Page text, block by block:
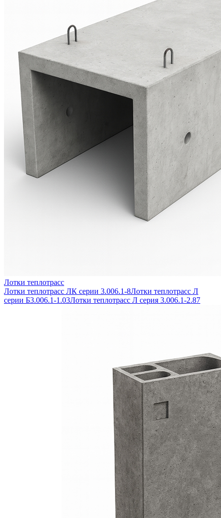
Лотки теплотрасс
Лотки теплотрасс ЛК серии 3.006.1-8Лотки теплотрасс Л
серии Б3.006.1-1.03Лотки теплотрасс Л серия 3.006.1-2.87